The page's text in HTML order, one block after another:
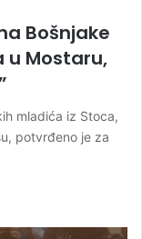
Bošnjake
u Mostaru,
mladića iz Stoca,
potvrđeno je za